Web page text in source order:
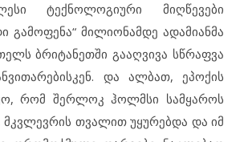
ტექნოლოგიური მიღწევები
გამოფენა“ მილიონამდე ადამიანმა
ბრიტანეთში გააღვივა სწრაფვა
და ალბათ, ეპოქის
რომ შერლოკ ჰოლმსი სამყაროს
მკვლევრის თვალით უყურებდა და იმ